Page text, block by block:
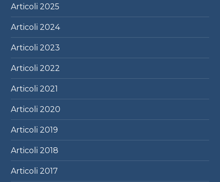
Articoli2025
Articoli2024
Articoli2023
Articoli2022
Articoli2021
Articoli2020
Articoli2019
Articoli2018
Articoli2017